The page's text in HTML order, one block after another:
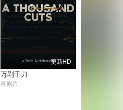
更新HD
万剐千刀
喜剧片